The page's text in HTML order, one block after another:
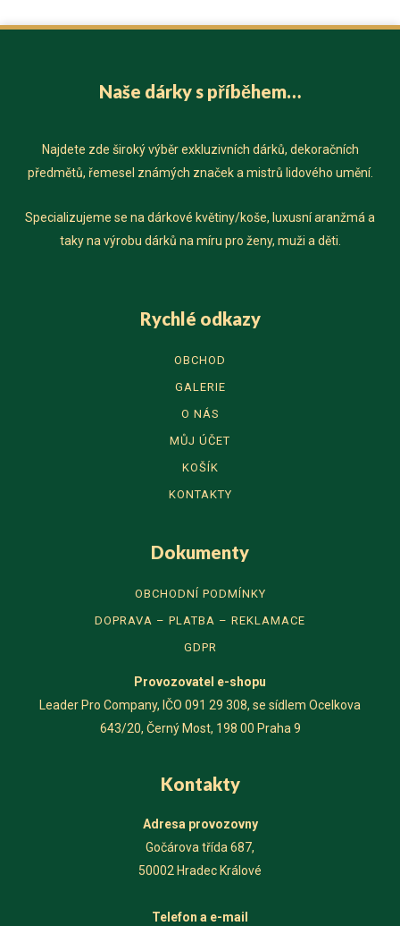
Naše dárky s příběhem…
Najdete zde široký výběr exkluzivních dárků, dekoračních
předmětů, řemesel známých značek a mistrů lidového umění.
Specializujeme se na dárkové květiny/koše, luxusní aranžmá a
taky na výrobu dárků na míru pro ženy, muži a děti.
Rychlé odkazy
OBCHOD
GALERIE
O NÁS
MŮJ ÚČET
KOŠÍK
KONTAKTY
Dokumenty
OBCHODNÍ PODMÍNKY
DOPRAVA – PLATBA – REKLAMACE
GDPR
Provozovatel e-shopu
Leader Pro Company, IČO 091 29 308, se sídlem Ocelkova
643/20, Černý Most, 198 00 Praha 9
Kontakty
Adresa provozovny
Gočárova třída 687,
50002 Hradec Králové
Telefon a e-mail